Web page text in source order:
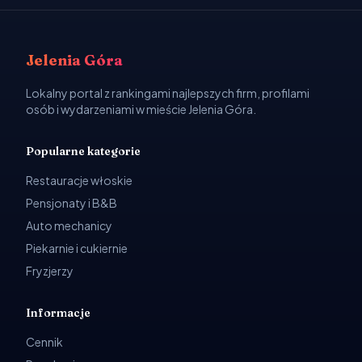
Jelenia Góra
Lokalny portal z rankingami najlepszych firm, profilami
osób i wydarzeniami w mieście Jelenia Góra.
Popularne kategorie
Restauracje włoskie
Pensjonaty i B&B
Auto mechanicy
Piekarnie i cukiernie
Fryzjerzy
Informacje
Cennik